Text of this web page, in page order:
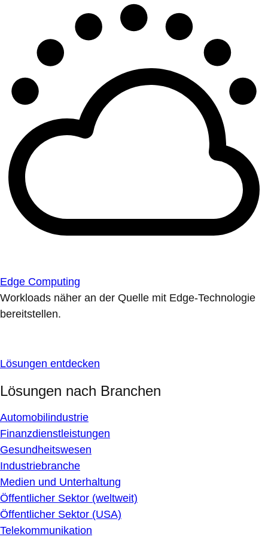
Edge Computing
Workloads näher an der Quelle mit Edge-Technologie
bereitstellen.
Lösungen entdecken
Lösungen nach Branchen
Automobilindustrie
Finanzdienstleistungen
Gesundheitswesen
Industriebranche
Medien und Unterhaltung
Öffentlicher Sektor (weltweit)
Öffentlicher Sektor (USA)
Telekommunikation